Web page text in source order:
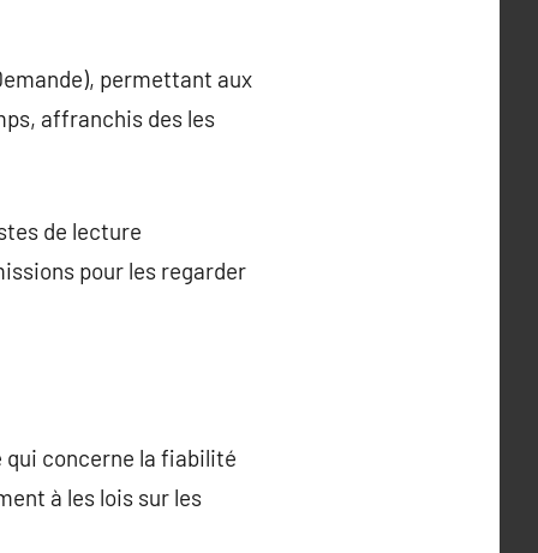
permettant aux
affranchis des les
de lecture
pour les regarder
qui concerne la fiabilité
à les lois sur les